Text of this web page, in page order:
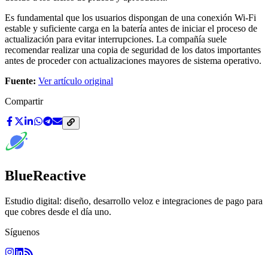
Es fundamental que los usuarios dispongan de una conexión Wi-Fi
estable y suficiente carga en la batería antes de iniciar el proceso de
actualización para evitar interrupciones. La compañía suele
recomendar realizar una copia de seguridad de los datos importantes
antes de proceder con actualizaciones mayores de sistema operativo.
Fuente: Ver artículo original
Compartir
BlueReactive
Estudio digital: diseño, desarrollo veloz e integraciones de pago para
que cobres desde el día uno.
Síguenos